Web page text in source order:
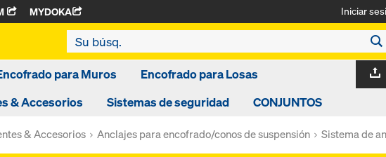
MYDOKA Iniciar
para Muros
Encofrado para Losas
& Accesorios
Sistemas de seguridad CONJUNTOS
& Accesorios Anclajes para encofrado/conos de suspensión Sistema de